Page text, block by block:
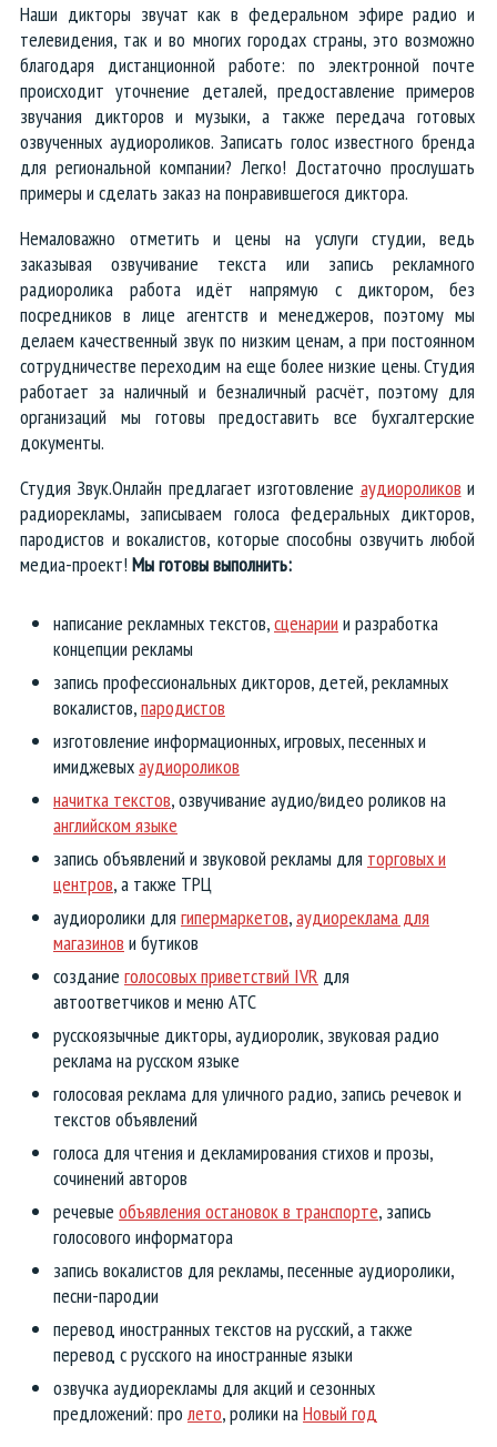
Наши дикторы звучат как в федеральном эфире радио и
телевидения, так и во многих городах страны, это возможно
благодаря дистанционной работе: по электронной почте
происходит уточнение деталей, предоставление примеров
звучания дикторов и музыки, а также передача готовых
озвученных аудиороликов. Записать голос известного бренда
для региональной компании? Легко! Достаточно прослушать
примеры и сделать заказ на понравившегося диктора.
Немаловажно отметить и цены на услуги студии, ведь
заказывая озвучивание текста или запись рекламного
радиоролика работа идёт напрямую с диктором, без
посредников в лице агентств и менеджеров, поэтому мы
делаем качественный звук по низким ценам, а при постоянном
сотрудничестве переходим на еще более низкие цены. Студия
работает за наличный и безналичный расчёт, поэтому для
организаций мы готовы предоставить все бухгалтерские
документы.
Студия Звук.Онлайн предлагает изготовление аудиороликов и
радиорекламы, записываем голоса федеральных дикторов,
пародистов и вокалистов, которые способны озвучить любой
медиа-проект! Мы готовы выполнить:
написание рекламных текстов,сценарии и разработка
концепции рекламы
запись профессиональных дикторов, детей, рекламных
вокалистов,пародистов
изготовление информационных, игровых, песенных и
имиджевыхаудиороликов
начитка текстов, озвучивание аудио/видео роликов на
английском языке
запись объявлений и звуковой рекламы для торговых и
центров, а также ТРЦ
аудиоролики для гипермаркетов,аудиореклама для
магазинов и бутиков
создание голосовых приветствий IVR для
автоответчиков и меню АТС
русскоязычные дикторы, аудиоролик, звуковая радио
рекламана русском языке
голосовая реклама для уличного радио, запись речевок и
текстов объявлений
голоса для чтения и декламирования стихов и прозы,
сочинений авторов
речевые объявления остановок в транспорте, запись
голосового информатора
запись вокалистов для рекламы, песенные аудиоролики,
песни-пародии
перевод иностранных текстов на русский, а также
перевод с русского на иностранные языки
озвучка аудиорекламы для акций и сезонных
предложений: про лето, ролики наНовый год